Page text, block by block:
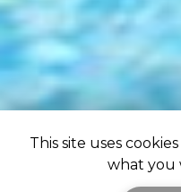
This site uses
what you